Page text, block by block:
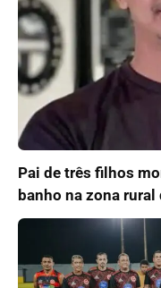
Pai de três filhos
banho na zona